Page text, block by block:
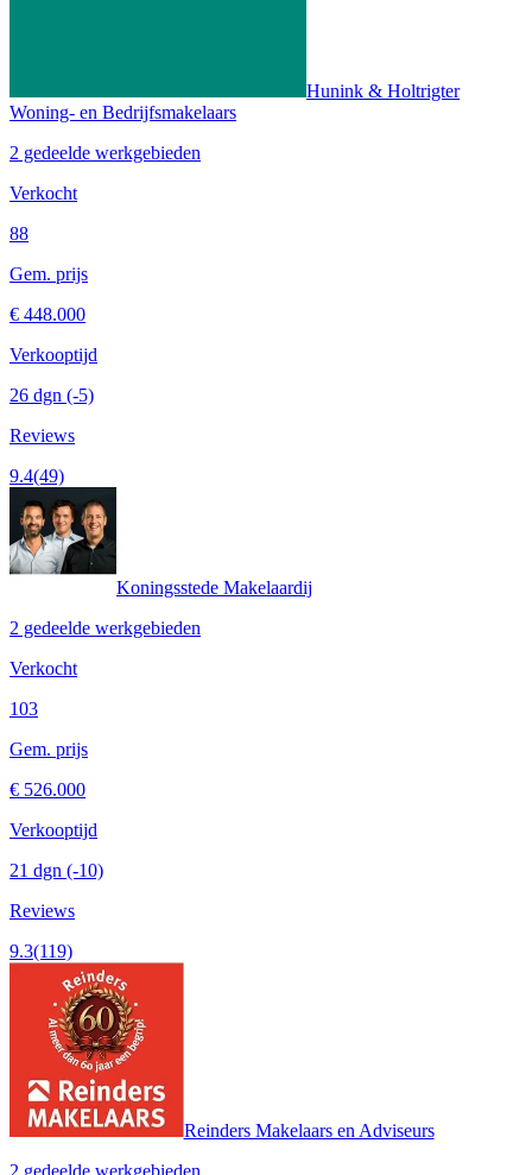
Hunink & Holtrigter
Woning- en Bedrijfsmakelaars
2 gedeelde werkgebieden
Verkocht
88
Gem. prijs
€ 448.000
Verkooptijd
26 dgn (-5)
Reviews
9.4(49)
Koningsstede Makelaardij
2 gedeelde werkgebieden
Verkocht
103
Gem. prijs
€ 526.000
Verkooptijd
21 dgn (-10)
Reviews
9.3(119)
Reinders Makelaars en Adviseurs
2 gedeelde werkgebieden